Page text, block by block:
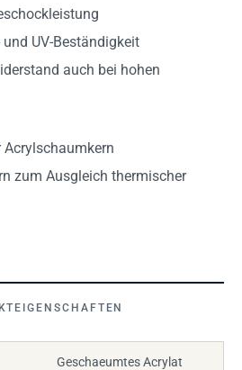
UV-Beständigkeit
auch bei hohen
Acrylschaumkern
zum Ausgleich thermischer
Geschaeumtes Acrylat